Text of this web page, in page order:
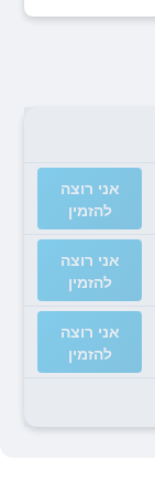
אני רוצה
להזמין
אני רוצה
להזמין
אני רוצה
להזמין